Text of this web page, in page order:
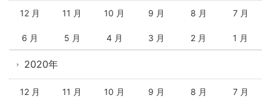
12 月 11 月 10 月 9 月 8 月 7 月
6 月 5 月 4 月 3 月 2 月 1 月
2020年
12 月 11 月 10 月 9 月 8 月 7 月